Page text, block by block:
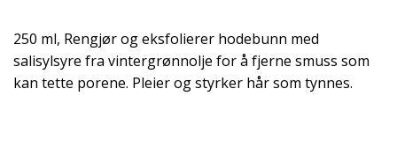
250 ml, Rengjør og eksfolierer hodebunn med
salisylsyre fra vintergrønnolje for å fjerne smuss som
kan tette porene. Pleier og styrker hår som tynnes.